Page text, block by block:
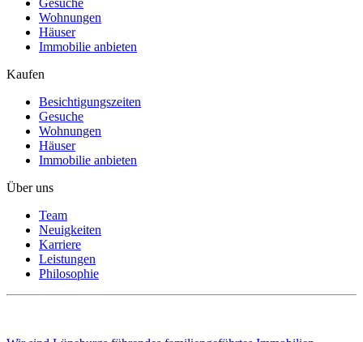
Gesuche
Wohnungen
Häuser
Immobilie anbieten
Kaufen
Besichtigungszeiten
Gesuche
Wohnungen
Häuser
Immobilie anbieten
Über uns
Team
Neuigkeiten
Karriere
Leistungen
Philosophie